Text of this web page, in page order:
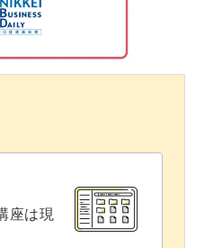
作ってみるのも楽しい
ードルの刺繍作品が完
座は現